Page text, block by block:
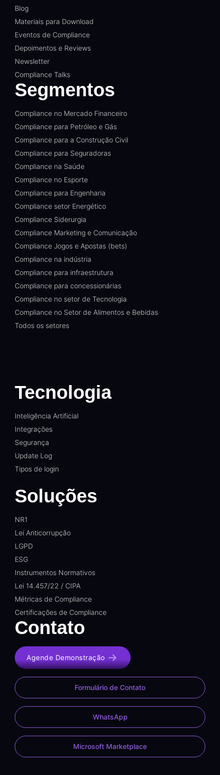
Blog
Materiais para Download
Eventos de Compliance
Depoimentos e Reviews
Newsletter
Compliance Talks
Segmentos
Compliance no Mercado Financeiro
Compliance para Petróleo e Gás
Compliance para a Construção Civil
Compliance para Seguradoras
Compliance na Saúde
Compliance no Esporte
Compliance para Engenharia
Compliance setor Energético
Compliance Siderurgia
Compliance Marketing e Comunicação
Compliance Jogos e Apostas (bets)
Compliance na indústria
Compliance para infraestrutura
Compliance para concessionárias
Compliance no setor de Tecnologia
Compliance no Setor de Alimentos e Bebidas
Todos os setores
Tecnologia
Inteligência Artificial
Integrações
Segurança
Update Log
Tipos de login
Soluções
NR1
Lei Anticorrupção
LGPD
ESG
Instrumentos Normativos
Lei 14.457/22 / CIPA
Métricas de Compliance
Certificações de Compliance
Contato
Agende Demonstração
Formulário de Contato
WhatsApp
Microsoft Marketplace